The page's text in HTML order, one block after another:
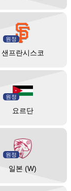
원정
샌프란시스코
원정
요르단
원정
일본 (W)